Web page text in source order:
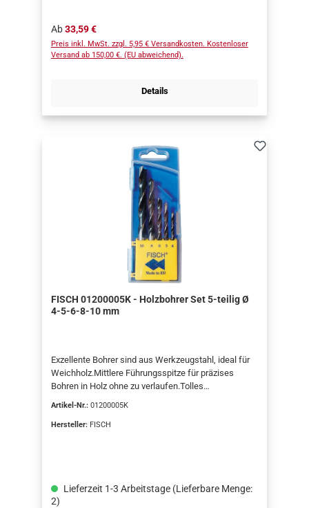
Regulärer Preis:
Ab33,59 €
Preis inkl. MwSt. zzgl. 5,95 € Versandkosten. Kostenloser
Versand ab 150,00 €. (EU abweichend).
Details
FISCH 01200005K - Holzbohrer Set 5-teilig Ø
4-5-6-8-10 mm
Exzellente Bohrer sind aus Werkzeugstahl, ideal für
Weichholz.Mittlere Führungsspitze für präzises
Bohren in Holz ohne zu verlaufen.Tolles
Preis-/Qualitätsverhältnis.Empfohlene Drehzahl
3, 4, 5, 6, 7, 8, 9 und 10 mm. Verpackt in
Artikel-Nr.: 01200005K
Hersteller: FISCH
Lieferzeit 1-3 Arbeitstage (Lieferbare Menge:
2)